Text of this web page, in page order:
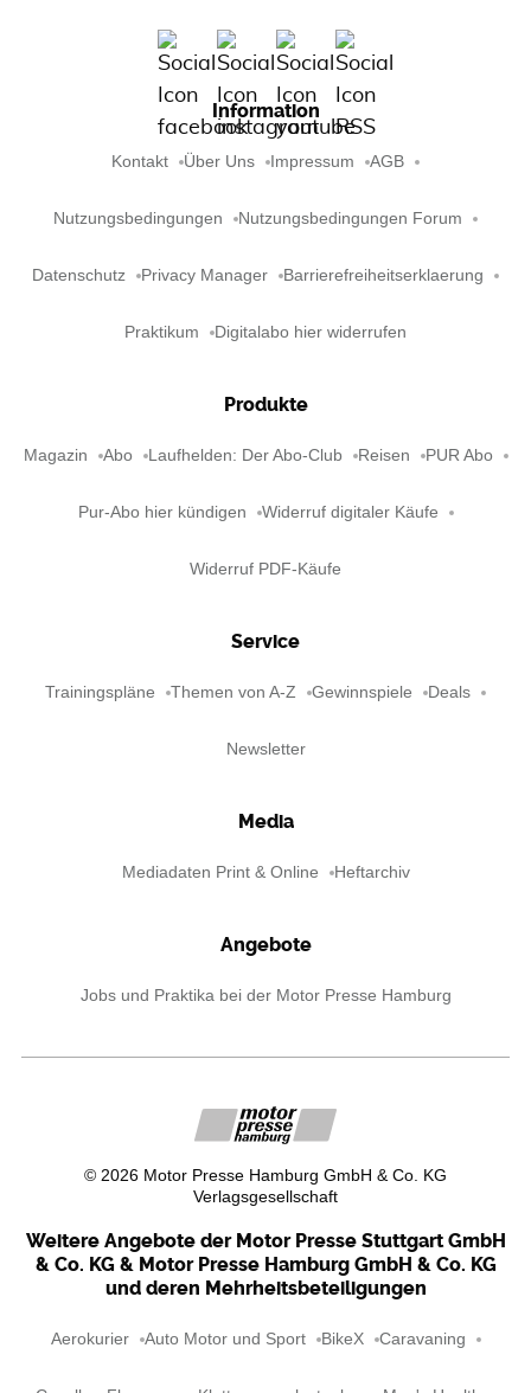
Information
Kontakt Über Uns Impressum AGB
Nutzungsbedingungen Nutzungsbedingungen Forum
Datenschutz Privacy Manager Barrierefreiheitserklaerung
Praktikum Digitalabo hier widerrufen
Produkte
Magazin Abo Laufhelden: Der Abo-Club Reisen PUR Abo
Pur-Abo hier kündigen Widerruf digitaler Käufe
Widerruf PDF-Käufe
Service
Trainingspläne Themen von A-Z Gewinnspiele Deals
Newsletter
Media
Mediadaten Print & Online Heftarchiv
Angebote
Jobs und Praktika bei der Motor Presse Hamburg
© 2026 Motor Presse Hamburg GmbH & Co. KG
Verlagsgesellschaft
Weitere Angebote der Motor Presse Stuttgart GmbH
& Co. KG & Motor Presse Hamburg GmbH & Co. KG
und deren Mehrheitsbeteiligungen
Aerokurier Auto Motor und Sport BikeX Caravaning